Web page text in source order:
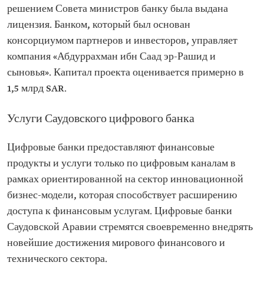
решением Совета министров банку была выдана
лицензия. Банком, который был основан
консорциумом партнеров и инвесторов, управляет
компания «Абдуррахман ибн Саад эр-Рашид и
сыновья». Капитал проекта оценивается примерно в
1,5 млрд SAR.
Услуги Саудовского цифрового банка
Цифровые банки предоставляют финансовые
продукты и услуги только по цифровым каналам в
рамках ориентированной на сектор инновационной
бизнес-модели, которая способствует расширению
доступа к финансовым услугам. Цифровые банки
Саудовской Аравии стремятся своевременно внедрять
новейшие достижения мирового финансового и
технического сектора.